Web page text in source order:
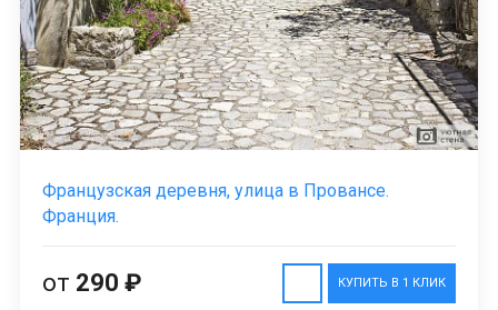
Французская деревня, улица в Провансе.
Франция.
КУПИТЬ В 1 КЛИК
от 290 ₽